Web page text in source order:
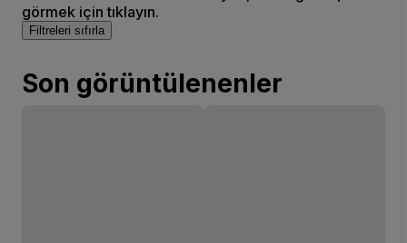
görmek için tıklayın.
Filtreleri sıfırla
Son görüntülenenler